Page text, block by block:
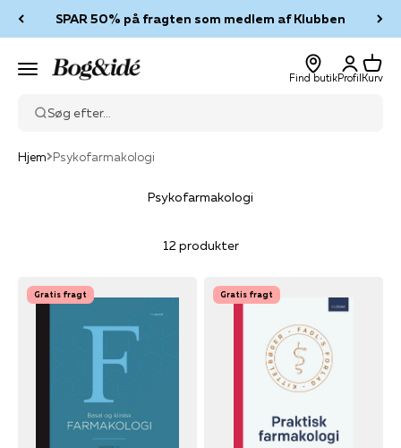
SPAR 50% på fragten som medlem af Klubben
Menu Bog & idé
Find butik
Log ind
Profil
Kurv
Kurv
Søg efter...
Hjem Psykofarmakologi
Psykofarmakologi
12 produkter
Gratis fragt Gratis fragt